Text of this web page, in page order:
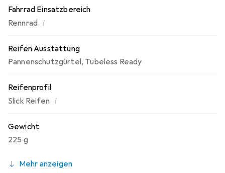
Fahrrad Einsatzbereich
Rennrad i
Reifen Ausstattung
Pannenschutzgürtel, Tubeless Ready
Reifenprofil
Slick Reifen i
Gewicht
225 g
Mehr anzeigen